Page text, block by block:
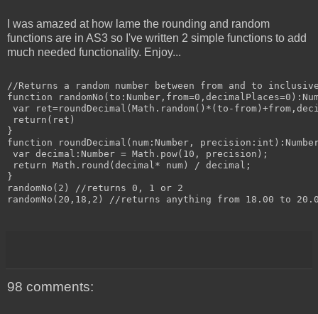
I was amazed at how lame the rounding and random
functions are in AS3 so I've written 2 simple functions to add
much needed functionality. Enjoy...
//Returns a random number between from and to
function
var ret=roundDecimal(Math.random()*(to-
return(ret)
}
function roundDecimal(num:Number,
var decimal:Number = Math.pow(10, precision);
return Math.round(decimal* num) / decimal;
}
randomNo(2) //returns 0, 1 or 2
randomNo(20,18,2) //returns anything from 18.00 to
98 comments: